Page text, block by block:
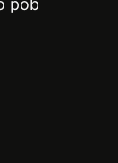
pob